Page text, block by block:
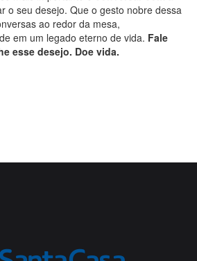
o seu desejo. Que o gesto nobre dessa
ao redor da mesa,
em um legado eterno de vida. Fale
esse desejo. Doe vida.